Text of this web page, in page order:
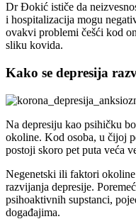
Dr Đokić ističe da
i hospitalizacija mogu
ovakvi problemi češći kod
sliku kovida.
Kako se depresija
Na depresiju kao psihičku
okoline. Kod osoba, u čijoj
postoji skoro pet puta veća
Negenetski ili faktori
razvijanja depresije.
psihoaktivnih supstanci,
događajima.